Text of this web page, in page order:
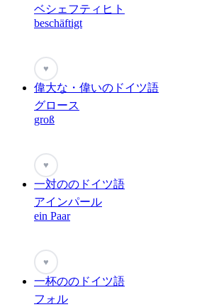
ベシェフティヒト
beschäftigt
♥
偉大な・偉いのドイツ語
グロース
groß
♥
一対ののドイツ語
アインパール
ein Paar
♥
一杯ののドイツ語
フォル